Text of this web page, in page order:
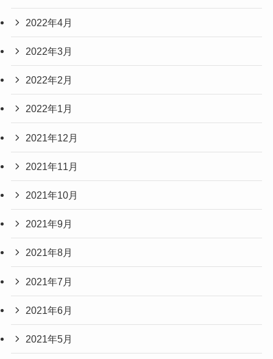
2022年4月
2022年3月
2022年2月
2022年1月
2021年12月
2021年11月
2021年10月
2021年9月
2021年8月
2021年7月
2021年6月
2021年5月